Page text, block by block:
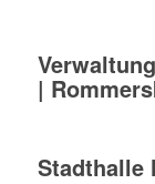
|
Stadthalle